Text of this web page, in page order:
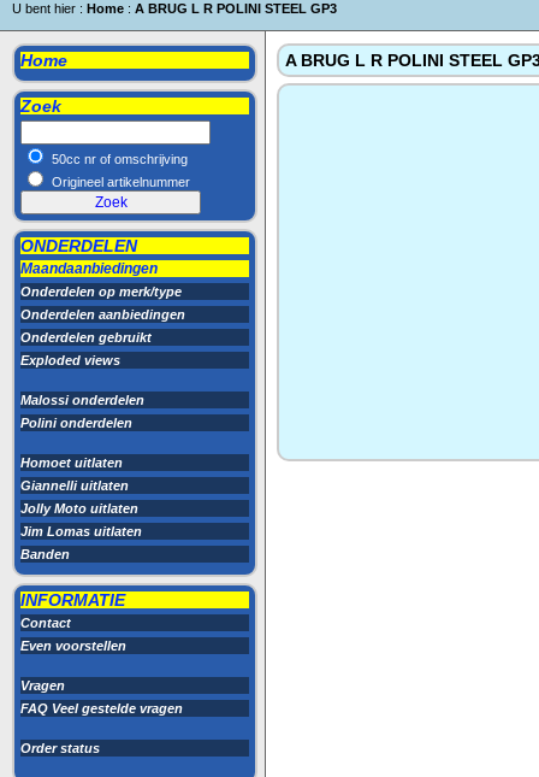
U bent hier : Home : A BRUG L R POLINI STEEL GP3
Home
Zoek
50cc nr of omschrijving
Origineel artikelnummer
ONDERDELEN
Maandaanbiedingen
Onderdelen op merk/type
Onderdelen aanbiedingen
Onderdelen gebruikt
Exploded views
Malossi onderdelen
Polini onderdelen
Homoet uitlaten
Giannelli uitlaten
Jolly Moto uitlaten
Jim Lomas uitlaten
Banden
INFORMATIE
Contact
Even voorstellen
Vragen
FAQ Veel gestelde vragen
Order status
A BRUG L R POLINI STEEL